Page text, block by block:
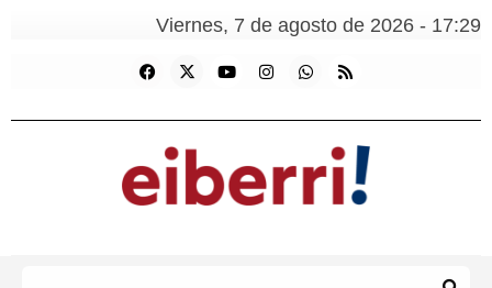
Viernes, 7 de agosto de 2026 - 17:29